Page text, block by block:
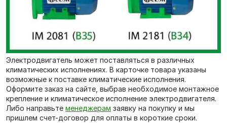
Электродвигатель может поставляться в различных
климатических исполнениях. В карточке товара указаны
возможные к поставке климатические исполнения.
Оформите заказ на сайте, выбрав необходимое монтажное
крепление и климатическое исполнение электродвигателя.
Либо направьте менеджерам заявку на покупку и мы
пришлем счет-договор для оплаты в короткие сроки.